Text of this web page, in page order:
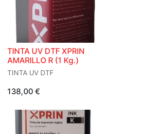
TINTA UV DTF XPRIN
AMARILLO R (1 Kg.)
TINTA UV DTF
138,00 €